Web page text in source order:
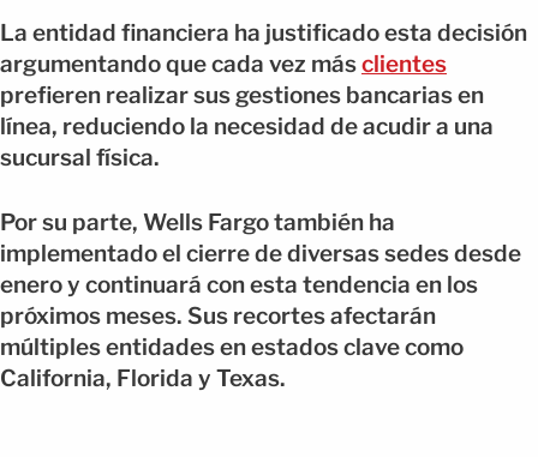
La entidad financiera ha justificado esta decisión
argumentando que cada vez másclientes
prefieren realizar sus gestiones bancarias en
línea, reduciendo la necesidad de acudir a una
sucursal física.
Por su parte, Wells Fargo también ha
implementado el cierre de diversas sedes desde
enero y continuará con esta tendencia en los
próximos meses. Sus recortes afectarán
múltiples entidades en estados clave como
California, Florida y Texas.